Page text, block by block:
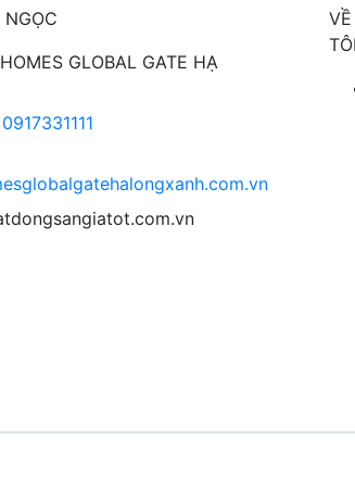
GLOBAL GATE HẠ
0917331111
TÔI